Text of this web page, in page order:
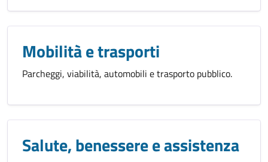
Mobilità e trasporti
Parcheggi, viabilità, automobili e trasporto pubblico.
Salute, benessere e assistenza